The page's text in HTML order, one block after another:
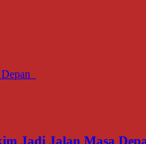
Jadi Jalan Masa